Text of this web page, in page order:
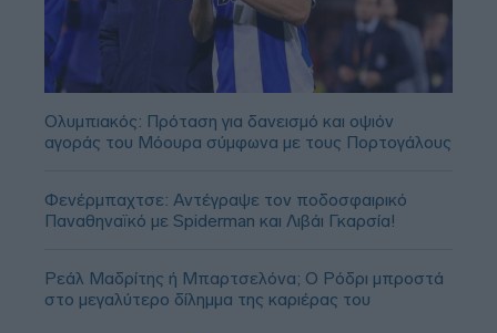
Ολυμπιακός: Πρόταση για δανεισμό και οψιόν
αγοράς του Μόουρα σύμφωνα με τους Πορτογάλους
Φενέρμπαχτσε: Αντέγραψε τον ποδοσφαιρικό
Παναθηναϊκό με Spiderman και Λιβάι Γκαρσία!
Ρεάλ Μαδρίτης ή Μπαρτσελόνα; Ο Ρόδρι μπροστά
στο μεγαλύτερο δίλημμα της καριέρας του